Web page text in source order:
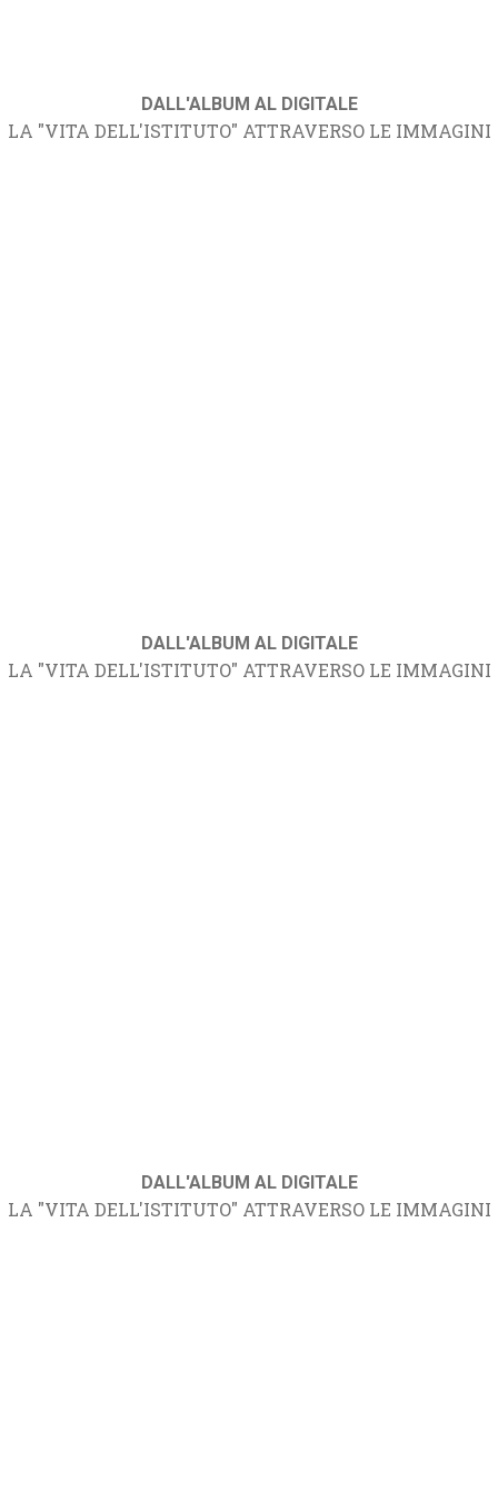
DALL'ALBUM AL DIGITALE
LA "VITA DELL'ISTITUTO" ATTRAVERSO LE IMMAGINI
DALL'ALBUM AL DIGITALE
LA "VITA DELL'ISTITUTO" ATTRAVERSO LE IMMAGINI
DALL'ALBUM AL DIGITALE
LA "VITA DELL'ISTITUTO" ATTRAVERSO LE IMMAGINI